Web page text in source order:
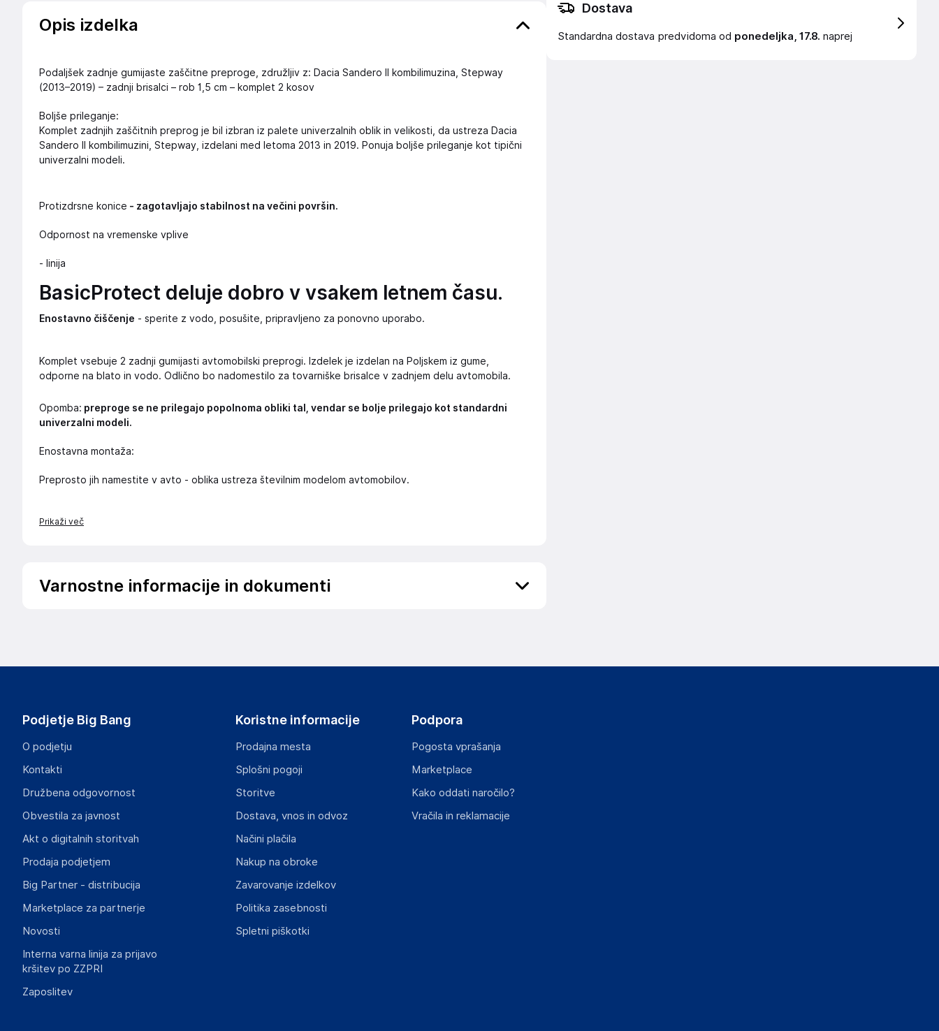
Opis izdelka
Podaljšek zadnje gumijaste zaščitne preproge, združljiv z: Dacia Sandero II kombilimuzina, Stepway
(2013–2019) – zadnji brisalci – rob 1,5 cm – komplet 2 kosov
Boljše prileganje:
Komplet zadnjih zaščitnih preprog je bil izbran iz palete univerzalnih oblik in velikosti, da ustreza Dacia
Sandero II kombilimuzini, Stepway, izdelani med letoma 2013 in 2019. Ponuja boljše prileganje kot tipični
univerzalni modeli.
Protizdrsne konice - zagotavljajo stabilnost na večini površin.
Odpornost na vremenske vplive
- linija
BasicProtect deluje dobro v vsakem letnem času.
Enostavno čiščenje - sperite z vodo, posušite, pripravljeno za ponovno uporabo.
Komplet vsebuje 2 zadnji gumijasti avtomobilski preprogi. Izdelek je izdelan na Poljskem iz gume,
odporne na blato in vodo. Odlično bo nadomestilo za tovarniške brisalce v zadnjem delu avtomobila.
Opomba: preproge se ne prilegajo popolnoma obliki tal, vendar se bolje prilegajo kot standardni
univerzalni modeli.
Enostavna montaža:
Preprosto jih namestite v avto - oblika ustreza številnim modelom avtomobilov.
Prikaži več
Varnostne informacije in dokumenti
piotrek@wielganizator.pl
Gospodarski subjekt s sedežem v EU, ki zagotavlja skladnost izdelka z zahtevanimi predpisi.
ul. Szkolna 6, 64-000 Racot
Poland
Slike o varnosti izdelka
Slike o varnosti izdelka vsebujejo opozorila na embalaži izdelka in lahko vključujejo ključne varnostne
Dostava
Standardna dostava predvidoma od ponedeljka, 17.8. naprej
Podjetje Big Bang
O podjetju
Kontakti
Družbena odgovornost
Obvestila za javnost
Akt o digitalnih storitvah
Prodaja podjetjem
Big Partner - distribucija
Marketplace za partnerje
Novosti
Interna varna linija za prijavo
kršitev po ZZPRI
Zaposlitev
Koristne informacije
Prodajna mesta
Splošni pogoji
Storitve
Dostava, vnos in odvoz
Načini plačila
Nakup na obroke
Zavarovanje izdelkov
Politika zasebnosti
Spletni piškotki
Podpora
Pogosta vprašanja
Marketplace
Kako oddati naročilo?
Vračila in reklamacije